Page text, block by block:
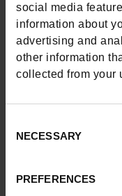
social media
information about
advertising and
other information
collected from your
Selection
NECESSARY
PREFERENCES